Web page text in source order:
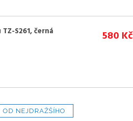
S261, černá
580 Kč
OD NEJDRAŽŠÍHO